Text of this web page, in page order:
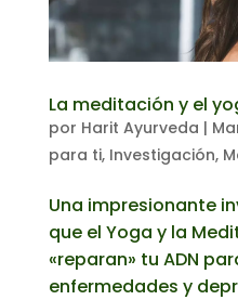
La meditación y el
por Harit Ayurveda |
para ti, Investigación,
Una impresionante
que el Yoga y la
«reparan» tu ADN
enfermedades y